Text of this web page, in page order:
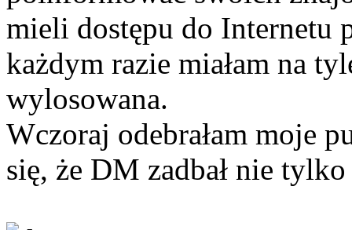
mieli dostępu do Internetu
każdym razie miałam na
wylosowana.
Wczoraj odebrałam moje
się, że DM zadbał nie